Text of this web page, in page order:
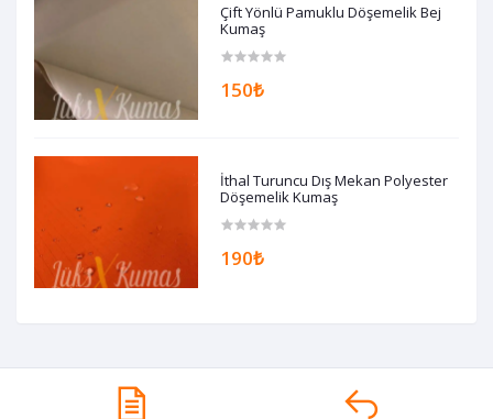
Çift Yönlü Pamuklu Döşemelik Bej
Kumaş
150₺
İthal Turuncu Dış Mekan Polyester
Döşemelik Kumaş
190₺